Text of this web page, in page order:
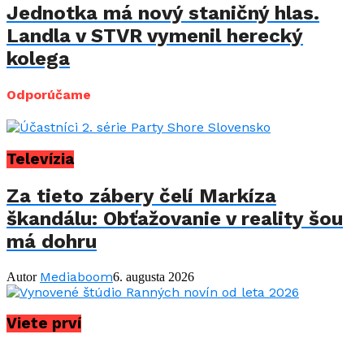
Jednotka má nový staničný hlas.
Landla v STVR vymenil herecký
kolega
Odporúčame
Televízia
Za tieto zábery čelí Markíza
škandálu: Obťažovanie v reality šou
má dohru
Autor Mediaboom6. augusta 2026
Viete prví